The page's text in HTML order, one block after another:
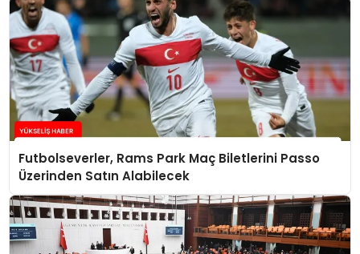
Futbolseverler, Rams Park Maç Biletlerini Passo
Üzerinden Satın Alabilecek